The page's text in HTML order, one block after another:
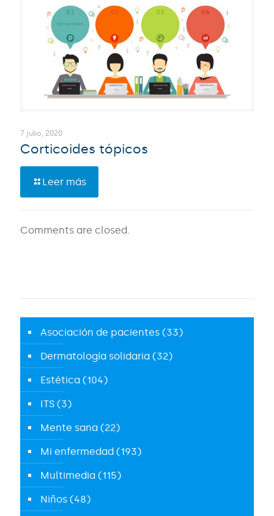
7 julio, 2020
Corticoides tópicos
Leer más
Comments are closed.
Asociación de pacientes (33)
Dermatología solidaria (32)
Estética (104)
ITS (3)
Mente sana (22)
Mi enfermedad (193)
Multimedia (115)
Niños (48)